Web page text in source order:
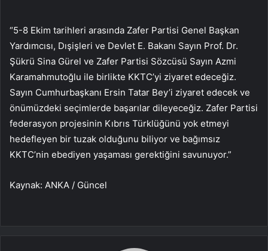
“5-8 Ekim tarihleri arasında Zafer Partisi Genel Başkan
Yardımcısı, Dışişleri ve Devlet E. Bakanı Sayın Prof. Dr.
Şükrü Sina Gürel ve Zafer Partisi Sözcüsü Sayın Azmi
Karamahmutoğlu ile birlikte KKTC’yi ziyaret edeceğiz.
Sayın Cumhurbaşkanı Ersin Tatar Bey’i ziyaret edecek ve
önümüzdeki seçimlerde başarılar dileyeceğiz. Zafer Partisi
federasyon projesinin Kıbrıs Türklüğünü yok etmeyi
hedefleyen bir tuzak olduğunu biliyor ve bağımsız
KKTC’nin ebediyen yaşaması gerektiğini savunuyor.”
Kaynak: ANKA / Güncel